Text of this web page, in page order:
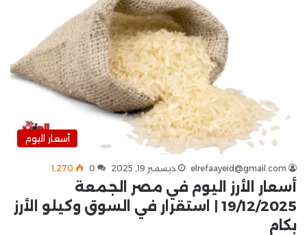
أسعار اليوم
elrefaayeid@gmail.com ديسمبر 19, 2025 0 1٬270
أسعار الأرز اليوم في مصر الجمعة
19/12/2025 | استقرار في السوق وكيلو الأرز
بكام